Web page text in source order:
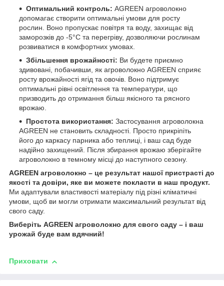
Оптимальний контроль: AGREEN агроволокно
допомагає створити оптимальні умови для росту
рослин. Воно пропускає повітря та воду, захищає від
заморозків до -5°C та перегріву, дозволяючи рослинам
розвиватися в комфортних умовах.
Збільшення врожайності: Ви будете приємно
здивовані, побачивши, як агроволокно AGREEN сприяє
росту врожайності ягід та овочів. Воно підтримує
оптимальні рівні освітлення та температури, що
призводить до отримання більш якісного та рясного
врожаю.
Простота використання: Застосування агроволокна
AGREEN не становить складності. Просто прикріпіть
його до каркасу парника або теплиці, і ваш сад буде
надійно захищений. Після збирання врожаю зберігайте
агроволокно в темному місці до наступного сезону.
AGREEN агроволокно – це результат нашої пристрасті до
якості та довіри, яке ви можете покласти в наш продукт.
Ми адаптували властивості матеріалу під різні кліматичні
умови, щоб ви могли отримати максимальний результат від
свого саду.
Виберіть AGREEN агроволокно для свого саду – і ваш
урожай буде вам вдячний!
Приховати